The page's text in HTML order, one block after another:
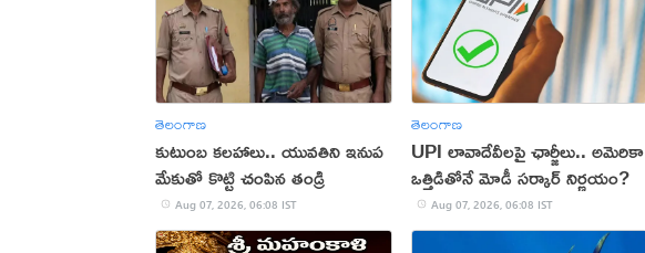
తెలంగాణ
కుటుంబ కలహాలు.. యువతిని ఇనుప
మేకుతో కొట్టి చంపిన తండ్రి
Aug 07, 2026, 06:08 IST
తెలంగాణ
UPI లావాదేవీలపై ఛార్జీలు.. అమెరికా
ఒత్తిడితోనే మోడీ సర్కార్‌ నిర్ణయం?
Aug 07, 2026, 06:08 IST